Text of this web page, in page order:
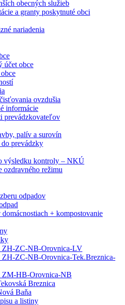
obecných služieb
a granty poskytnuté obci
nariadenia
účet obce
ovzdušia
informácie
prevádzkovateľov
palív a surovín
prevádzky
výsledku kontroly – NKÚ
ozdravného režimu
odpadov
+ kompostovanie
ZH-ZC-NB-Orovnica-LV
ZH-ZC-NB-Orovnica-Tek.Breznica-
ZM-HB-Orovnica-NB
Breznica
Baňa
a listiny